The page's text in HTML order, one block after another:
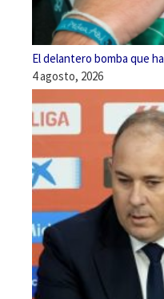
El delantero bomba que
4 agosto, 2026